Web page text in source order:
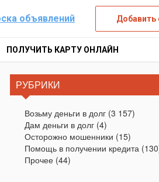
объявлений Добавить
ПОЛУЧИТЬ КАРТУ ОНЛАЙН
РУБРИКИ
Возьму деньги в долг(3 157)
Дам деньги в долг(4)
Осторожно мошенники (15)
Помощь в получении кредита
Прочее(44)